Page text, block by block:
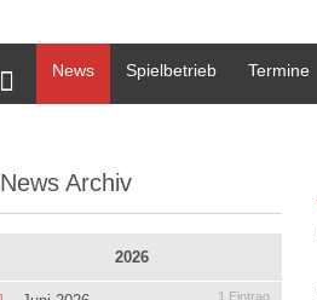
News
Spielbetrieb Termine
News Archiv
2026
1 Eintrag